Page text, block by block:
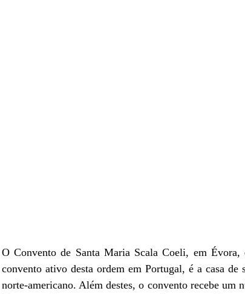
O Convento de Santa Maria Scala Coeli, em
convento ativo desta ordem em Portugal, é a casa de
norte-americano. Além destes, o convento recebe um